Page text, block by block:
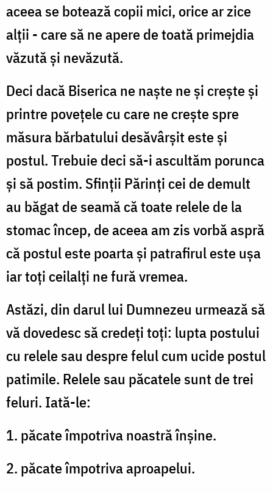
aceea se botează copii mici, orice ar zice
alţii - care să ne apere de toată primejdia
văzută şi nevăzută.
Deci dacă Biserica ne naşte ne şi creşte şi
printre poveţele cu care ne creşte spre
măsura bărbatului desăvârşit este şi
postul. Trebuie deci să-i ascultăm porunca
şi să postim. Sfinţii Părinţi cei de demult
au băgat de seamă că toate relele de la
stomac încep, de aceea am zis vorbă aspră
că postul este poarta şi patrafirul este uşa
iar toţi ceilalţi ne fură vremea.
Astăzi, din darul lui Dumnezeu urmează să
vă dovedesc să credeţi toţi: lupta postului
cu relele sau despre felul cum ucide postul
patimile. Relele sau păcatele sunt de trei
feluri. Iată-le:
1. păcate împotriva noastră înşine.
2. păcate împotriva aproapelui.